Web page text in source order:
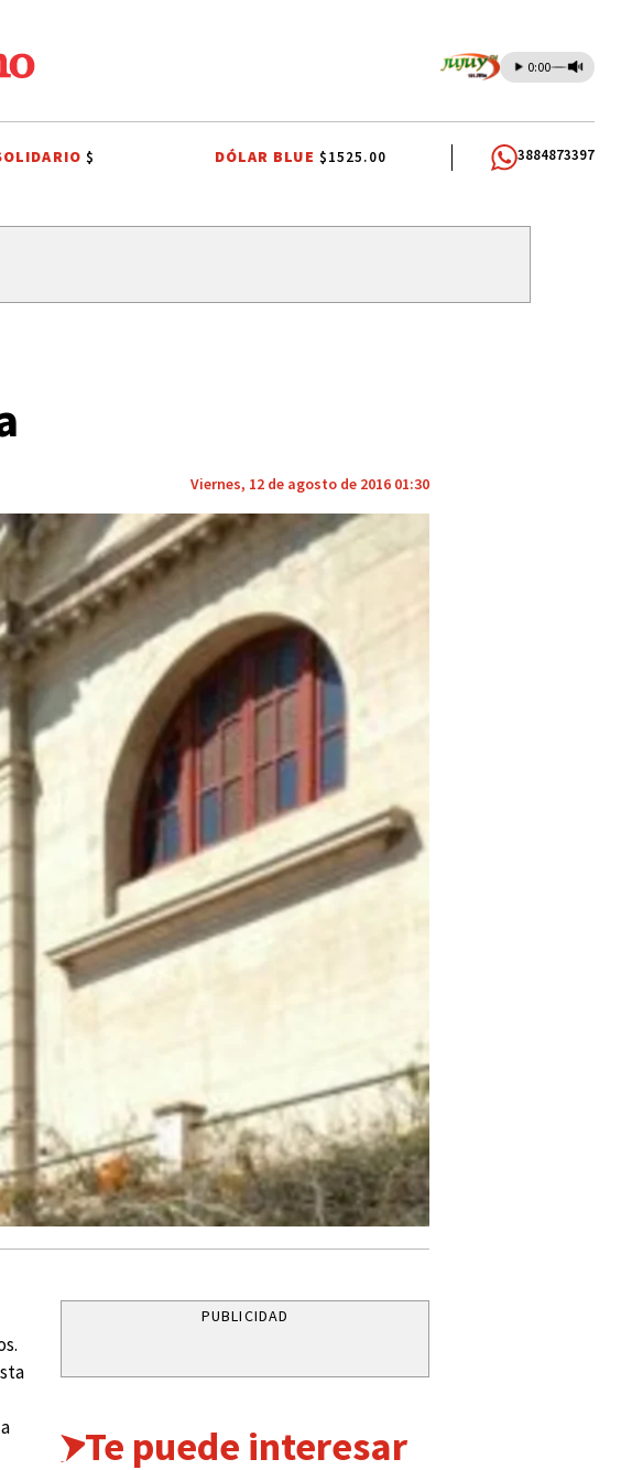
0:00
INDEPENDENCIA DE BOLIVIA ITS SISTEMA PÚBLICO CAPITAL HUMANO
$ DÓLAR BLUE $1525.00 3884873397
Viernes, 12 de agosto de 2016 01:30
PUBLICIDAD
Te puede interesar